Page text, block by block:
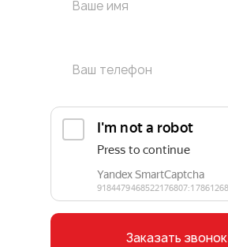
Заказать звонок